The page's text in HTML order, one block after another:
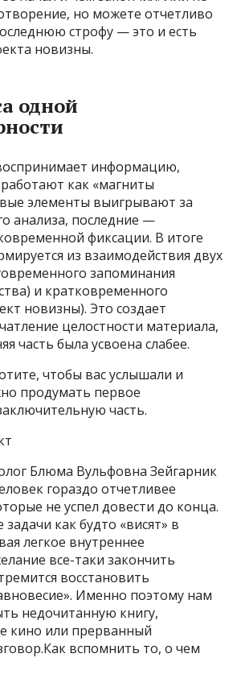
но можете отчетливо
строфу — это и есть
новизны.
одной
информацию,
как «магниты
элементы выигрывают за
анализа, последние —
фиксации. В итоге
из взаимодействия двух
запоминания
и кратковременного
новизны). Это создает
целостности материала,
часть была усвоена слабее.
чтобы вас услышали и
продумать первое
часть.
Блюма Вульфовна Зейгарник
гораздо отчетливее
не успел довести до конца.
как будто «висят» в
легкое внутреннее
все-таки закончить
восстановить
Именно поэтому нам
недочитанную книгу,
кино или прерванный
вспомнить то, о чем